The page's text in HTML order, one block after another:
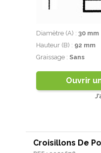
Diamètre (A) : 30 mm
Hauteur (B) : 92 mm
Graissage : Sans
Ouvrir
Croisillons De